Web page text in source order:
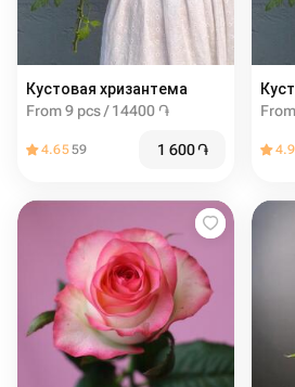
Кустовая хризантема
From 9 pcs / 14400 ֏
4.6559 1 600֏